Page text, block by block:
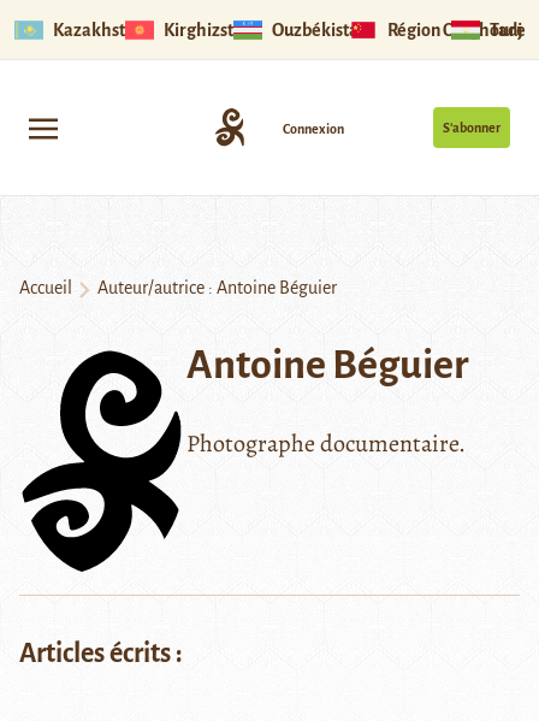
Kazakhstan Kirghizstan Ouzbékistan Région Ouïghoure
S’abonner
Connexion
Accueil Auteur/autrice : Antoine Béguier
Antoine Béguier
Photographe documentaire.
Articles écrits :